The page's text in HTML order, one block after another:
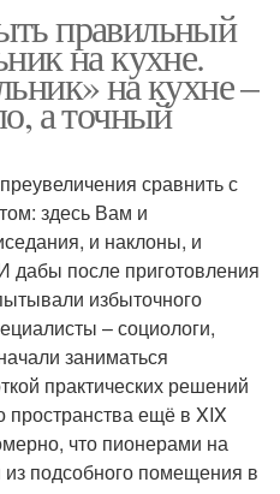
правильный
на кухне.
на кухне –
а точный
сравнить с
здесь Вам и
и наклоны, и
дабы после приготовления
избыточного
– социологи,
заниматься
практических решений
пространства ещё в XIX
что пионерами на
из подсобного помещения в